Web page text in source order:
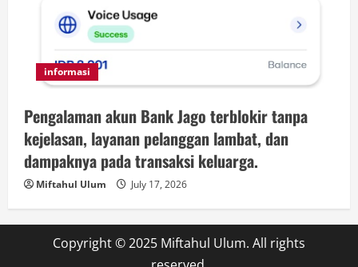
informasi
Pengalaman akun Bank Jago terblokir tanpa
kejelasan, layanan pelanggan lambat, dan
dampaknya pada transaksi keluarga.
Miftahul Ulum July 17, 2026
Copyright © 2025 Miftahul Ulum. All rights